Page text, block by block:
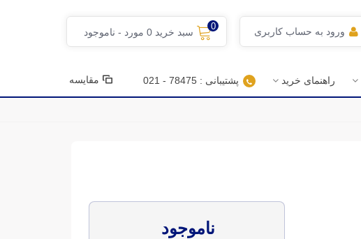
ورود به حساب کاربری
0
سبد خرید 0 مورد - ناموجود
راهنمای خرید پشتیبانی : 78475 - 021 مقایسه
ناموجود